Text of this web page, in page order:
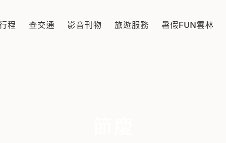
程 查交通 影音刊物 旅遊服務 暑假FUN雲林